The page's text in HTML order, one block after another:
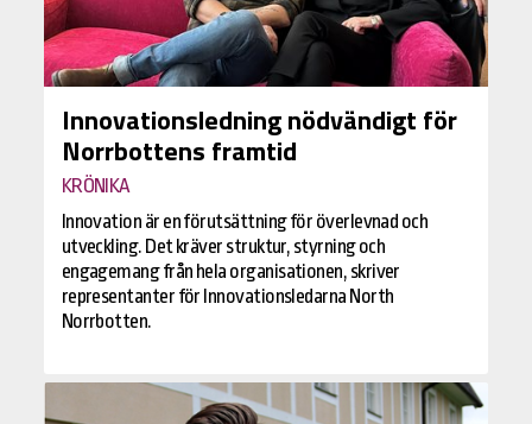
Innovationsledning nödvändigt för
Norrbottens framtid
KRÖNIKA
Innovation är en förutsättning för överlevnad och
utveckling. Det kräver struktur, styrning och
engagemang från hela organisationen, skriver
representanter för Innovationsledarna North
Norrbotten.